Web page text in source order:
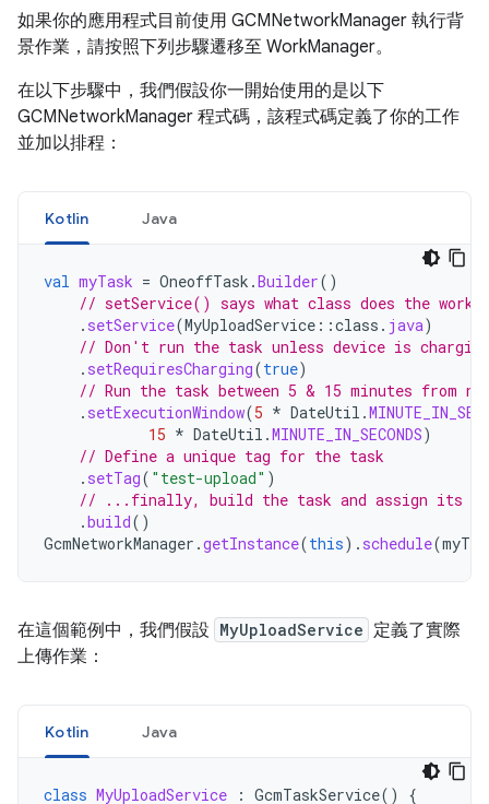
如果你的應用程式目前使用 GCMNetworkManager 執行背
景作業，請按照下列步驟遷移至 WorkManager。
在以下步驟中，我們假設你一開始使用的是以下
GCMNetworkManager 程式碼，該程式碼定義了你的工作
並加以排程：
Kotlin Java
val myTask = OneoffTask .Builder()
// setService() says what class does the work
. setService(MyUploadService ::class . java)
// Don't run the task unless device is charging
. setRequiresCharging(true)
// Run the task between 5 & 15 minutes from
. setExecutionWindow(5 * DateUtil .
15 * DateUtil .MINUTE_IN_SECONDS)
// Define a unique tag for the task
. setTag( "test-upload" )
// ...finally, build the task and assign its
.build()
GcmNetworkManager .getInstance(this). schedule(
在這個範例中，我們假設 MyUploadService 定義了實際
上傳作業：
Kotlin Java
class MyUploadService : GcmTaskService()
{